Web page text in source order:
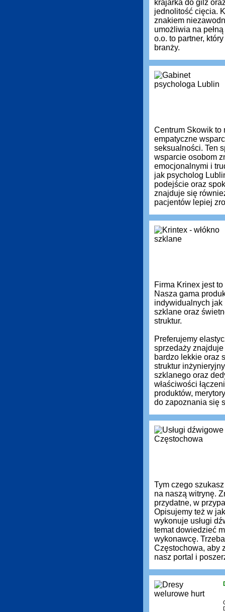
krajarka do gilz
jednolitość cięcia.
znakiem
umożliwia na
o.o. to partner,
branży.
Centrum Skowik to
empatyczne
seksualności. Ten
wsparcie osobom
emocjonalnymi i
jak psycholog
podejście oraz
znajduje się
pacjentów lepiej
Firma Krinex jest
Nasza gama
indywidualnych jak
szklane oraz
struktur.
Preferujemy
sprzedaży
bardzo lekkie oraz
struktur
szklanego oraz
właściwości
produktów,
do zapoznania się
Tym czego
na naszą witrynę.
przydatne, w
Opisujemy też w
wykonuje usługi
temat dowiedzieć
wykonawcę.
Częstochowa, aby
nasz portal i